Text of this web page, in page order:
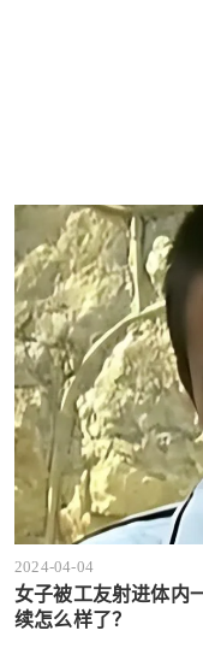
2024-04-04
女子被工友射进体内
续怎么样了？